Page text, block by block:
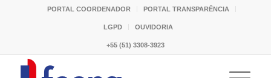
PORTAL COORDENADOR PORTAL TRANSPARÊNCIA
LGPD OUVIDORIA
+55 (51) 3308-3923